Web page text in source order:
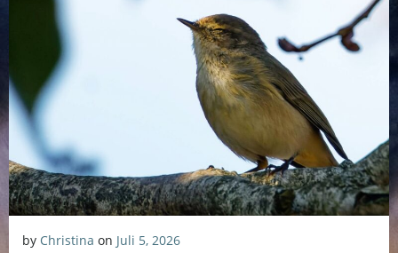
by Christina on Juli 5, 2026